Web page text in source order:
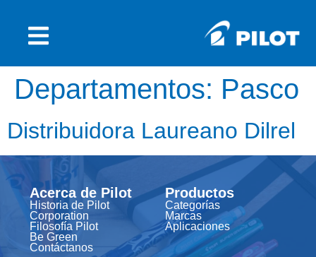
Departamentos: Pasco
Distribuidora Laureano Dilrel
Acerca de Pilot
Historia de Pilot
Corporation
Filosofía Pilot
Be Green
Contáctanos
Productos
Categorías
Marcas
Aplicaciones